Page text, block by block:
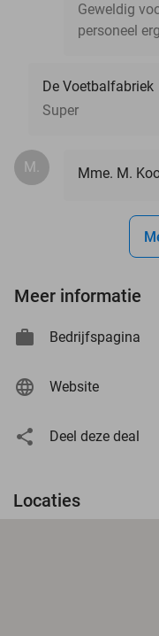
Geweldig
personeel
De Voetbalfabriek
Super
M. Mme. M.
Meer informatie
Bedrijfspagina
Website
Deel deze deal
Locaties